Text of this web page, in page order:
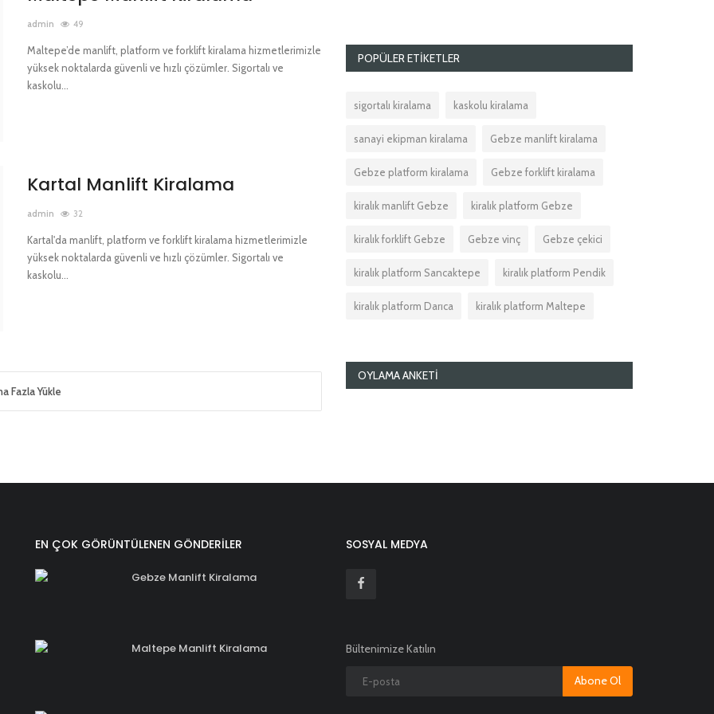
admin 49
Maltepe’de manlift, platform ve forklift kiralama hizmetlerimizle
yüksek noktalarda güvenli ve hızlı çözümler. Sigortalı ve
kaskolu...
Kartal Manlift Kiralama
admin 32
Kartal'da manlift, platform ve forklift kiralama hizmetlerimizle
yüksek noktalarda güvenli ve hızlı çözümler. Sigortalı ve
kaskolu...
Fazla Yükle
POPÜLER ETIKETLER
sigortalı kiralama kaskolu kiralama
sanayi ekipman kiralama Gebze manlift kiralama
Gebze platform kiralama Gebze forklift kiralama
kiralık manlift Gebze kiralık platform Gebze
kiralık forklift Gebze Gebze vinç Gebze çekici
kiralık platform Sancaktepe kiralık platform Pendik
kiralık platform Darıca kiralık platform Maltepe
OYLAMA ANKETI
EN ÇOK GÖRÜNTÜLENEN GÖNDERILER
Gebze Manlift Kiralama
Maltepe Manlift Kiralama
SOSYAL MEDYA
Bültenimize Katılın
Abone Ol